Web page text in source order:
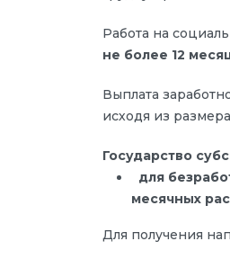
Работа на
не более 12
Выплата
исходя из
Государство
для
месячных
Для получения